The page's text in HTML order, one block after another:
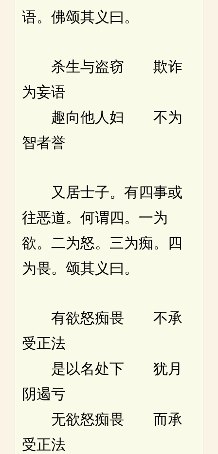
语。佛颂其义曰。
杀生与盗窃 欺诈
为妄语
趣向他人妇 不为
智者誉
又居士子。有四事或
往恶道。何谓四。一为
欲。二为怒。三为痴。四
为畏。颂其义曰。
有欲怒痴畏 不承
受正法
是以名处下 犹月
阴遏亏
无欲怒痴畏 而承
受正法